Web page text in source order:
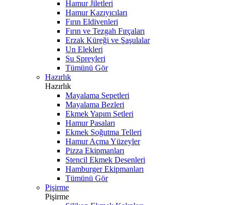
Hamur Jiletleri
Hamur Kazıyıcıları
Fırın Eldivenleri
Fırın ve Tezgah Fırçaları
Erzak Küreği ve Şaşulalar
Un Elekleri
Su Spreyleri
Tümünü Gör
Hazırlık
Hazırlık
Mayalama Sepetleri
Mayalama Bezleri
Ekmek Yapım Setleri
Hamur Pasaları
Ekmek Soğutma Telleri
Hamur Açma Yüzeyler
Pizza Ekipmanları
Stencil Ekmek Desenleri
Hamburger Ekipmanları
Tümünü Gör
Pişirme
Pişirme